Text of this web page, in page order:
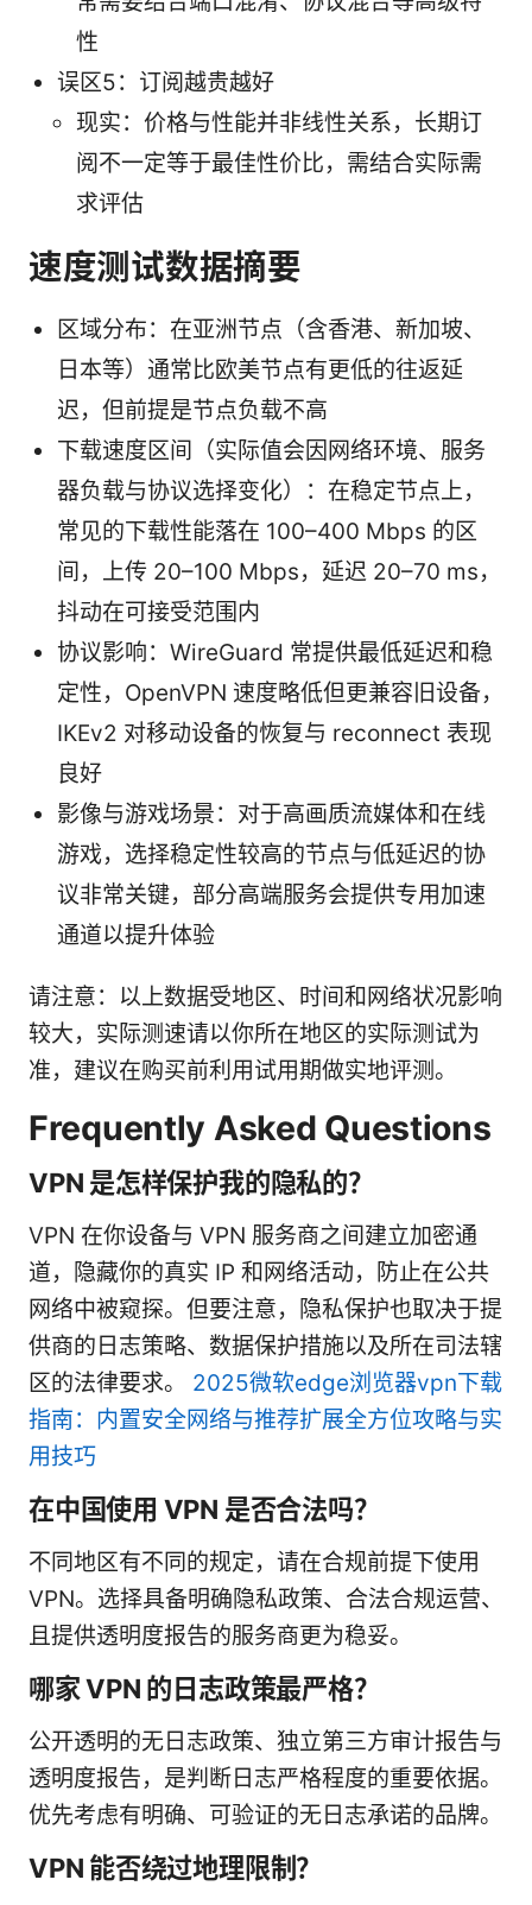
性
误区5：订阅越贵越好
现实：价格与性能并非线性关系，长期订
阅不一定等于最佳性价比，需结合实际需
求评估
速度测试数据摘要
区域分布：在亚洲节点（含香港、新加坡、
日本等）通常比欧美节点有更低的往返延
迟，但前提是节点负载不高
下载速度区间（实际值会因网络环境、服务
器负载与协议选择变化）：在稳定节点上，
常见的下载性能落在 100–400 Mbps 的区
间，上传 20–100 Mbps，延迟 20–70 ms，
抖动在可接受范围内
协议影响：WireGuard 常提供最低延迟和稳
定性，OpenVPN 速度略低但更兼容旧设备，
IKEv2 对移动设备的恢复与 reconnect 表现
良好
影像与游戏场景：对于高画质流媒体和在线
游戏，选择稳定性较高的节点与低延迟的协
议非常关键，部分高端服务会提供专用加速
通道以提升体验
请注意：以上数据受地区、时间和网络状况影响
较大，实际测速请以你所在地区的实际测试为
准，建议在购买前利用试用期做实地评测。
Frequently Asked Questions
VPN 是怎样保护我的隐私的？
VPN 在你设备与 VPN 服务商之间建立加密通
道，隐藏你的真实 IP 和网络活动，防止在公共
网络中被窥探。但要注意，隐私保护也取决于提
供商的日志策略、数据保护措施以及所在司法辖
区的法律要求。 2025微软edge浏览器vpn下载
指南：内置安全网络与推荐扩展全方位攻略与实
用技巧
在中国使用 VPN 是否合法吗？
不同地区有不同的规定，请在合规前提下使用
VPN。选择具备明确隐私政策、合法合规运营、
且提供透明度报告的服务商更为稳妥。
哪家 VPN 的日志政策最严格？
公开透明的无日志政策、独立第三方审计报告与
透明度报告，是判断日志严格程度的重要依据。
优先考虑有明确、可验证的无日志承诺的品牌。
VPN 能否绕过地理限制？